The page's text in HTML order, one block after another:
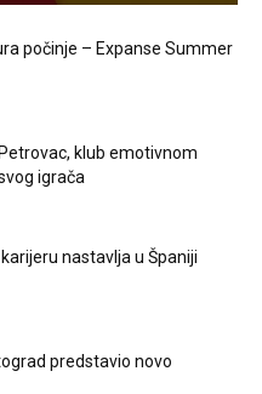
počinje – Expanse Summer
klub emotivnom
igrača
nastavlja u Španiji
predstavio novo